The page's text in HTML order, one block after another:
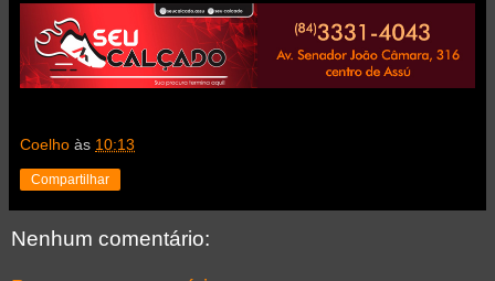
Coelho às 10:13
Compartilhar
Nenhum comentário: